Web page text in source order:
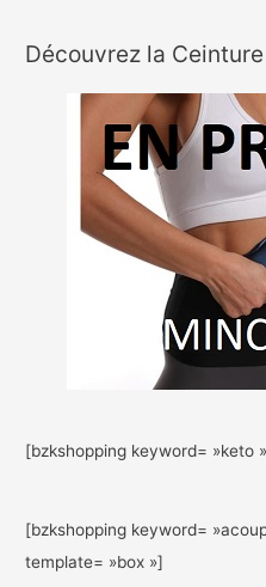
Découvrez la
[bzkshopping keyword= »keto
[bzkshopping keyword=
template= »box »]